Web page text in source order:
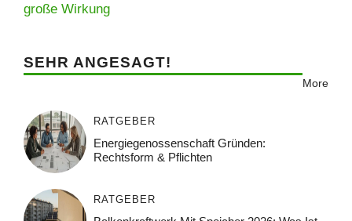
große Wirkung
SEHR ANGESAGT!
More
RATGEBER
Energiegenossenschaft Gründen:
Rechtsform & Pflichten
RATGEBER